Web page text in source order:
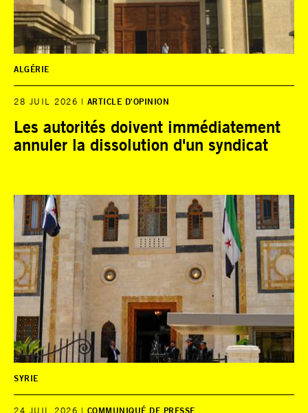
ALGÉRIE
28 JUIL 2026 ARTICLE D'OPINION
Les autorités doivent immédiatement
annuler la dissolution d'un syndicat
SYRIE
24 JUIL 2026 COMMUNIQUÉ DE PRESSE